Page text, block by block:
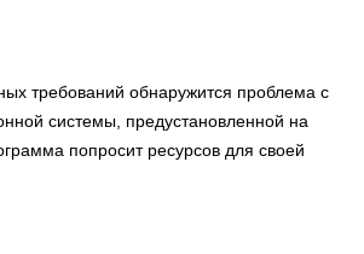
требований обнаружится проблема с
системы, предустановленной на
попросит ресурсов для своей